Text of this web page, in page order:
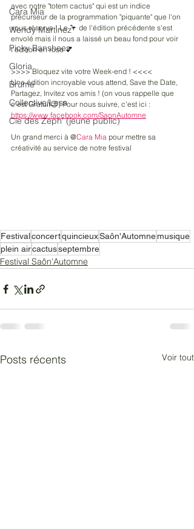
Cara Mia
Wendy Martinez
Picky Banshees
Gloria
Brume
Collective/Less
Cie des Zeph’ (jeune public)
avec notre "totem cactus" qui est un indice
précurseur de la programmation "piquante" que l'on
vous réserve ! Le 🦩 de l'édition précédente s'est
envolé mais il nous a laissé un beau fond pour voir
l'édition en rose 💕
>>>> Bloquez vite votre Week-end ! <<<<
Une édition incroyable vous attend, Save the Date,
Partagez, Invitez vos amis ! (on vous rappelle que
c'est Gratuit😉) Pour nous suivre, c'est ici :
https://www.facebook.com/SaonAutomne
Un grand merci à @Cara Mia pour mettre sa
créativité au service de notre festival
FestivalconcertquincieuxSaôn'Automnemusique
plein aircactusseptembre
Festival Saôn'Automne
Posts récents Voir tout